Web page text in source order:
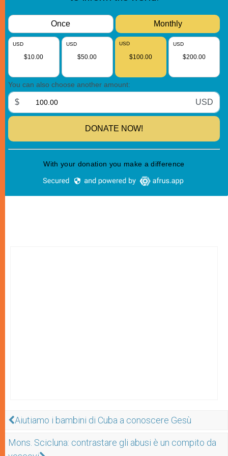
Aiutiamo i bambini di Cuba a conoscere Gesù
Mons. Scicluna: contrastare gli abusi è un compito da